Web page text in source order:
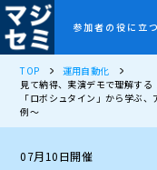
参加者の役に立
TOP
運用自動化
見て納得、実演デモで理解す
「ロボシュタイン」から学ぶ
例〜
07月10日開催